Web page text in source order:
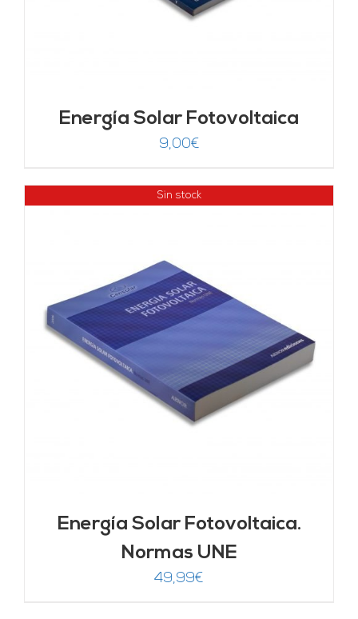
Energía Solar Fotovoltaica
9,00€
Sin stock
Energía Solar Fotovoltaica.
Normas UNE
49,99€